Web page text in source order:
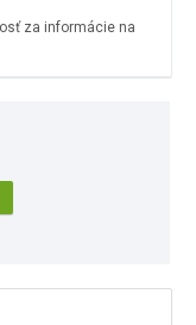
za informácie na